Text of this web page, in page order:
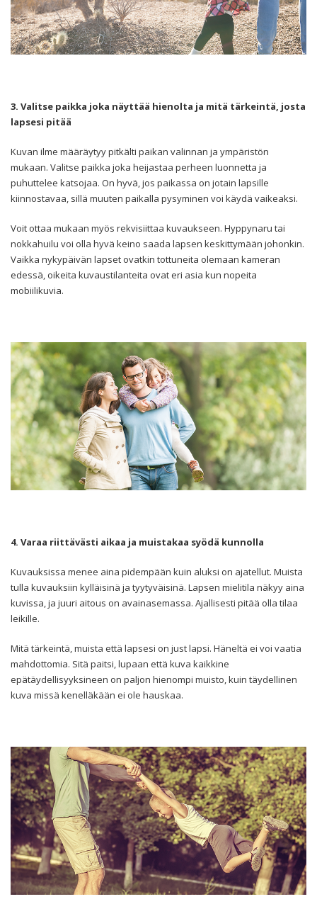
3. Valitse paikka joka näyttää hienolta ja mitä tärkeintä, josta
lapsesi pitää
Kuvan ilme määräytyy pitkälti paikan valinnan ja ympäristön
mukaan. Valitse paikka joka heijastaa perheen luonnetta ja
puhuttelee katsojaa. On hyvä, jos paikassa on jotain lapsille
kiinnostavaa, sillä muuten paikalla pysyminen voi käydä vaikeaksi.
Voit ottaa mukaan myös rekvisiittaa kuvaukseen. Hyppynaru tai
nokkahuilu voi olla hyvä keino saada lapsen keskittymään johonkin.
Vaikka nykypäivän lapset ovatkin tottuneita olemaan kameran
edessä, oikeita kuvaustilanteita ovat eri asia kun nopeita
mobiilikuvia.
4. Varaa riittävästi aikaa ja muistakaa syödä kunnolla
Kuvauksissa menee aina pidempään kuin aluksi on ajatellut. Muista
tulla kuvauksiin kylläisinä ja tyytyväisinä. Lapsen mielitila näkyy aina
kuvissa, ja juuri aitous on avainasemassa. Ajallisesti pitää olla tilaa
leikille.
Mitä tärkeintä, muista että lapsesi on just lapsi. Häneltä ei voi vaatia
mahdottomia. Sitä paitsi, lupaan että kuva kaikkine
epätäydellisyyksineen on paljon hienompi muisto, kuin täydellinen
kuva missä kenelläkään ei ole hauskaa.